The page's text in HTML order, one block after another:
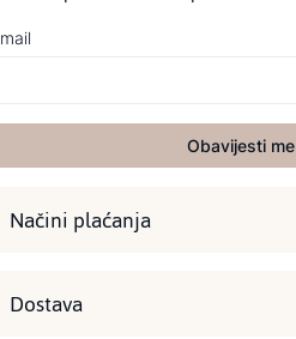
Obavijesti me
Načini plaćanja
Dostava